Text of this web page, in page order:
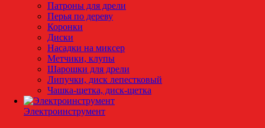
Патроны для дрели
Перья по дереву
Коронки
Диски
Насадки на миксер
Метчики, клупы
Шарошки для дрели
Липучки, диск лепестковый
Чашка-щетка, диск-щетка
Электроинструмент